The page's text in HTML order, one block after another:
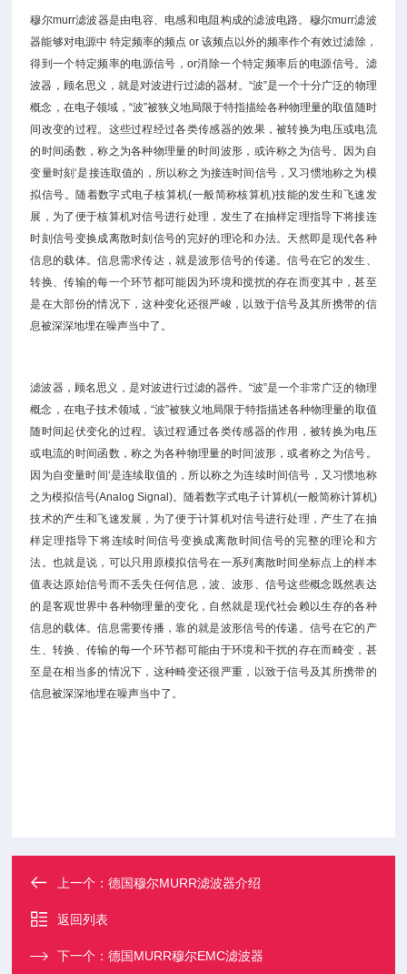
穆尔murr滤波器是由电容、电感和电阻构成的滤波电路。穆尔murr滤波
器能够对电源中 特定频率的频点 or 该频点以外的频率作个有效过滤除，
得到一个特定频率的电源信号，or消除一个特定频率后的电源信号。滤
波器，顾名思义，就是对波进行过滤的器材。“波”是一个十分广泛的物理
概念，在电子领域，“波”被狭义地局限于特指描绘各种物理量的取值随时
间改变的过程。这些过程经过各类传感器的效果，被转换为电压或电流
的时间函数，称之为各种物理量的时间波形，或许称之为信号。因为自
变量时刻‘是接连取值的，所以称之为接连时间信号，又习惯地称之为模
拟信号。随着数字式电子核算机(一般简称核算机)技能的发生和飞速发
展，为了便于核算机对信号进行处理，发生了在抽样定理指导下将接连
时刻信号变换成离散时刻信号的完好的理论和办法。天然即是现代各种
信息的载体。信息需求传达，就是波形信号的传递。信号在它的发生、
转换、传输的每一个环节都可能因为环境和搅扰的存在而变其中，甚至
是在大部份的情况下，这种变化还很严峻，以致于信号及其所携带的信
息被深深地埋在噪声当中了。
滤波器，顾名思义，是对波进行过滤的器件。“波”是一个非常广泛的物理
概念，在电子技术领域，“波”被狭义地局限于特指描述各种物理量的取值
随时间起伏变化的过程。该过程通过各类传感器的作用，被转换为电压
或电流的时间函数，称之为各种物理量的时间波形，或者称之为信号。
因为自变量时间‘是连续取值的，所以称之为连续时间信号，又习惯地称
之为模拟信号(Analog Signal)。随着数字式电子计算机(一般简称计算机)
技术的产生和飞速发展，为了便于计算机对信号进行处理，产生了在抽
样定理指导下将连续时间信号变换成离散时间信号的完整的理论和方
法。也就是说，可以只用原模拟信号在一系列离散时间坐标点上的样本
值表达原始信号而不丢失任何信息，波、波形、信号这些概念既然表达
的是客观世界中各种物理量的变化，自然就是现代社会赖以生存的各种
信息的载体。信息需要传播，靠的就是波形信号的传递。信号在它的产
生、转换、传输的每一个环节都可能由于环境和干扰的存在而畸变，甚
至是在相当多的情况下，这种畸变还很严重，以致于信号及其所携带的
信息被深深地埋在噪声当中了。
上一个：德国穆尔MURR滤波器介绍
返回列表
下一个：德国MURR穆尔EMC滤波器